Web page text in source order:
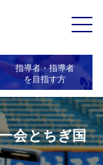
指導者・指導者
を目指す方
会とちぎ国